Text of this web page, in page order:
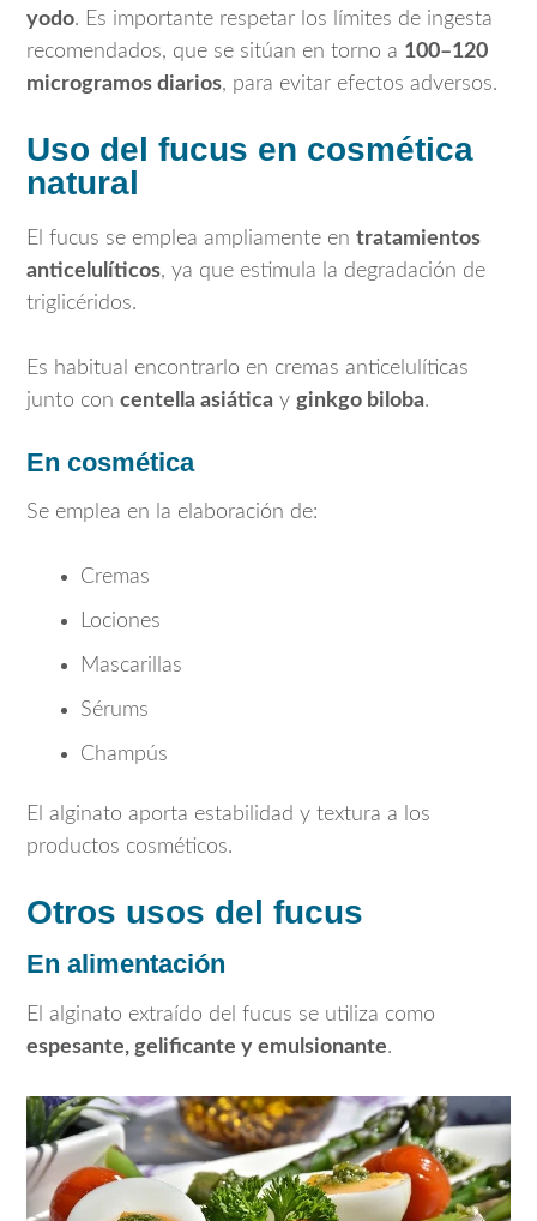
yodo. Es importante respetar los límites de ingesta
recomendados, que se sitúan en torno a 100–120
microgramos diarios, para evitar efectos adversos.
Uso del fucus en cosmética
natural
El fucus se emplea ampliamente en tratamientos
anticelulíticos, ya que estimula la degradación de
triglicéridos.
Es habitual encontrarlo en cremas anticelulíticas
junto con centella asiática y ginkgo biloba.
En cosmética
Se emplea en la elaboración de:
Cremas
Lociones
Mascarillas
Sérums
Champús
El alginato aporta estabilidad y textura a los
productos cosméticos.
Otros usos del fucus
En alimentación
El alginato extraído del fucus se utiliza como
espesante, gelificante y emulsionante.